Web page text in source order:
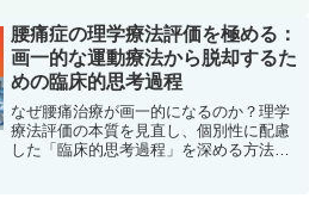
んのためにやってるんだろう？」**と悩
んだことが何...
腰痛症の理学療法評価を極める：
画一的な運動療法から脱却するた
めの臨床的思考過程
なぜ腰痛治療が画一的になるのか？理学
療法評価の本質を見直し、個別性に配慮
した「臨床的思考過程」を深める方法を